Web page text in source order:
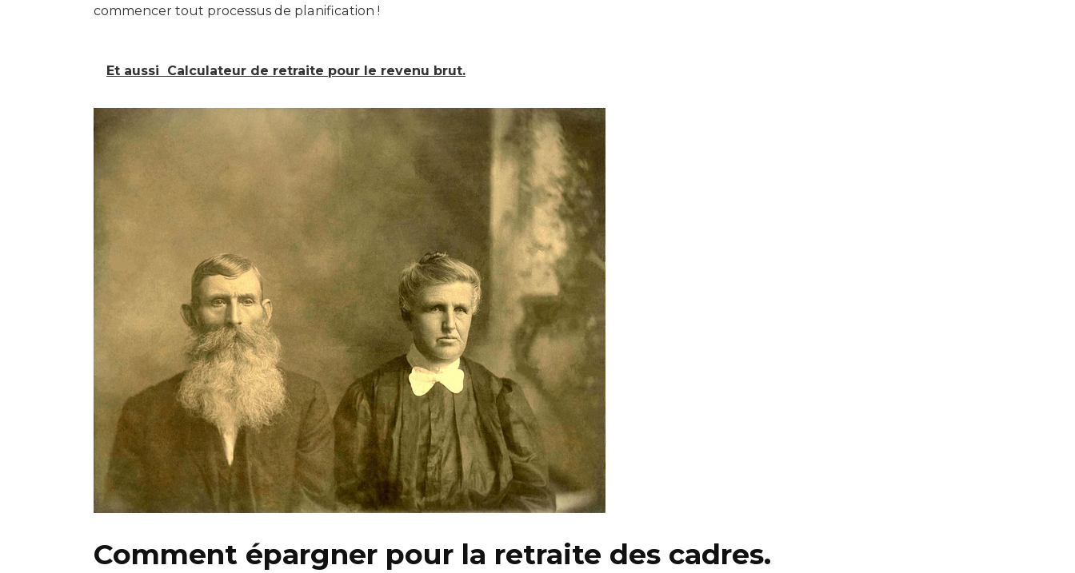
commencer tout processus de planification !
Et aussi Calculateur de retraite pour le revenu brut.
Comment épargner pour la retraite des cadres.